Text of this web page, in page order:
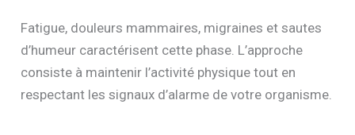
Fatigue, douleurs mammaires, migraines et sautes
d’humeur caractérisent cette phase. L’approche
consiste à maintenir l’activité physique tout en
respectant les signaux d’alarme de votre organisme.